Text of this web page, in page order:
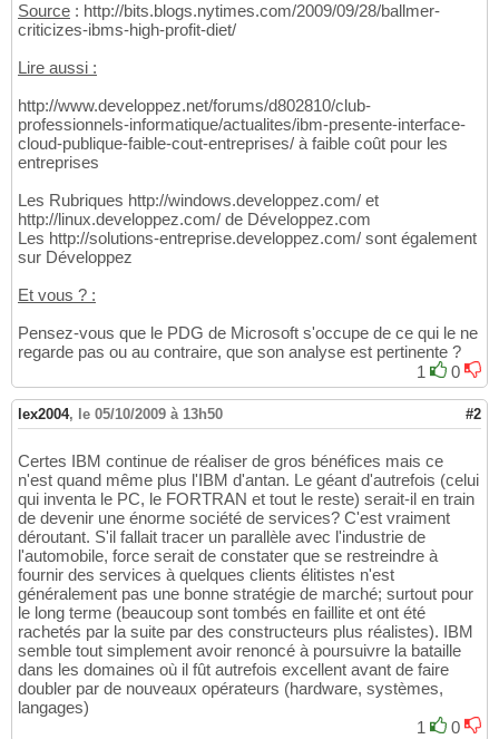
Source : http://bits.blogs.nytimes.com/2009/09/28/ballmer-
criticizes-ibms-high-profit-diet/
Lire aussi :
http://www.developpez.net/forums/d802810/club-
professionnels-informatique/actualites/ibm-presente-interface-
cloud-publique-faible-cout-entreprises/ à faible coût pour les
entreprises
Les Rubriques http://windows.developpez.com/ et
http://linux.developpez.com/ de Développez.com
Les http://solutions-entreprise.developpez.com/ sont également
sur Développez
Et vous ? :
Pensez-vous que le PDG de Microsoft s'occupe de ce qui le ne
regarde pas ou au contraire, que son analyse est pertinente ?
1
0
lex2004, le 05/10/2009 à 13h50 #2
Certes IBM continue de réaliser de gros bénéfices mais ce
n'est quand même plus l'IBM d'antan. Le géant d'autrefois (celui
qui inventa le PC, le FORTRAN et tout le reste) serait-il en train
de devenir une énorme société de services? C'est vraiment
déroutant. S'il fallait tracer un parallèle avec l'industrie de
l'automobile, force serait de constater que se restreindre à
fournir des services à quelques clients élitistes n'est
généralement pas une bonne stratégie de marché; surtout pour
le long terme (beaucoup sont tombés en faillite et ont été
rachetés par la suite par des constructeurs plus réalistes). IBM
semble tout simplement avoir renoncé à poursuivre la bataille
dans les domaines où il fût autrefois excellent avant de faire
doubler par de nouveaux opérateurs (hardware, systèmes,
langages)
1
0